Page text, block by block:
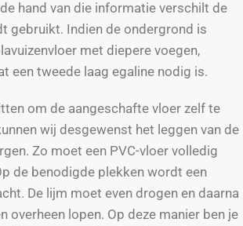
hand van die informatie verschilt de
gebruikt. Indien de ondergrond is
met diepere voegen,
een tweede laag egaline nodig is.
om de aangeschafte vloer zelf te
wij desgewenst het leggen van de
Zo moet een PVC-vloer volledig
de benodigde plekken wordt een
De lijm moet even drogen en daarna
overheen lopen. Op deze manier ben je